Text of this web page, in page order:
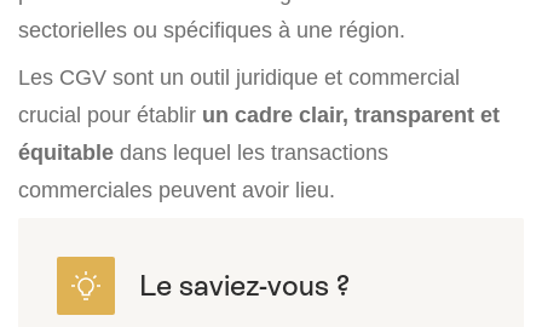
sectorielles ou spécifiques à une région.
Les CGV sont un outil juridique et commercial
crucial pour établir un cadre clair, transparent et
équitable dans lequel les transactions
commerciales peuvent avoir lieu.